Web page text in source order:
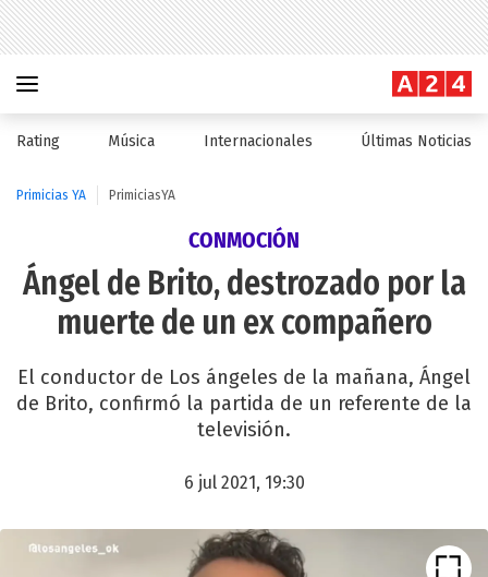
Rating Música Internacionales Últimas Noticias
Primicias YA PrimiciasYA
CONMOCIÓN
Ángel de Brito, destrozado por la
muerte de un ex compañero
El conductor de Los ángeles de la mañana, Ángel
de Brito, confirmó la partida de un referente de la
televisión.
6 jul 2021, 19:30